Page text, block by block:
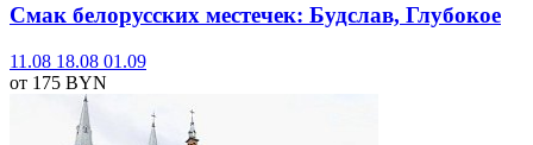
Смак белорусских местечек: Будслав, Глубокое
11.08 18.08 01.09
от 175 BYN